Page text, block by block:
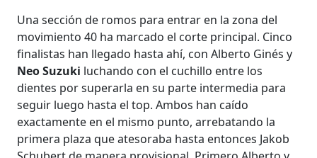
Una sección de romos para entrar en la zona del
movimiento 40 ha marcado el corte principal. Cinco
finalistas han llegado hasta ahí, con Alberto Ginés y
Neo Suzuki luchando con el cuchillo entre los
dientes por superarla en su parte intermedia para
seguir luego hasta el top. Ambos han caído
exactamente en el mismo punto, arrebatando la
primera plaza que atesoraba hasta entonces Jakob